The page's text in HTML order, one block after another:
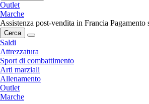
Outlet
Marche
Assistenza post-vendita in Francia Pagamento
Cerca
Saldi
Attrezzatura
Sport di combattimento
Arti marziali
Allenamento
Outlet
Marche